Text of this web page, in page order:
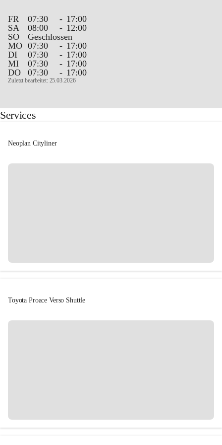
FR 07:30 - 17:00
SA
08:00 - 12:00
SO
Geschlossen
MO 07:30 - 17:00
DI
07:30 - 17:00
MI
07:30 - 17:00
DO
07:30 - 17:00
Zuletzt bearbeitet: 25.03.2026
Services
Neoplan Cityliner
Toyota Proace Verso Shuttle